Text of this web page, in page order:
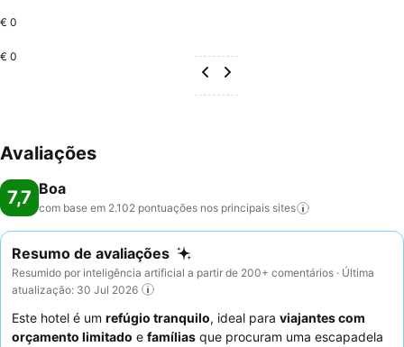
€ 0
€ 0
Avaliações
7,7 Boa
com base em 2.102 pontuações nos principais sites
Resumo de avaliações
Resumido por inteligência artificial a partir de 200+ comentários · Última
atualização: 30 Jul 2026
Este hotel é um refúgio tranquilo, ideal para viajantes com
orçamento limitado e famílias que procuram uma escapadela